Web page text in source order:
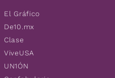
El Gráfico
De10.mx
Clase
ViveUSA
UN1ÓN